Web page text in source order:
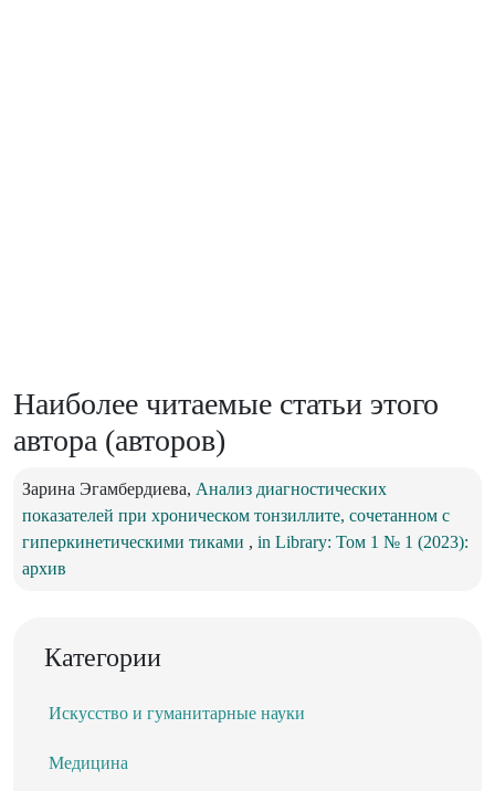
Наиболее читаемые статьи этого
автора (авторов)
Зарина Эгамбердиева, Анализ диагностических
показателей при хроническом тонзиллите, сочетанном с
гиперкинетическими тиками , in Library: Том 1 № 1 (2023):
архив
Категории
Искусство и гуманитарные науки
Медицина